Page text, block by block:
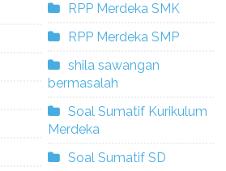
RPP Merdeka SMK
RPP Merdeka SMP
shila sawangan
bermasalah
Soal Sumatif Kurikulum
Merdeka
Soal Sumatif SD